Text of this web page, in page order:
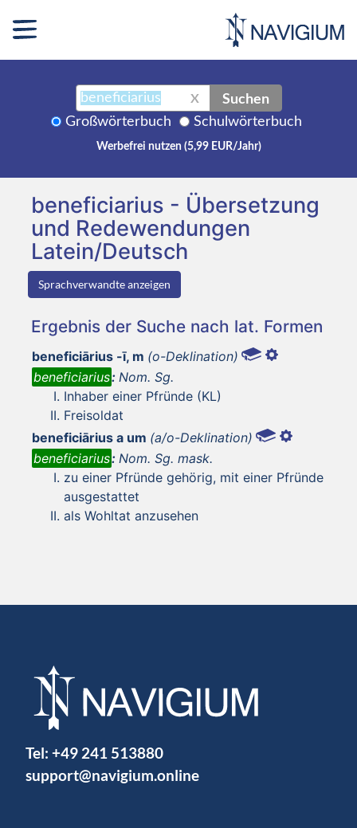
X Suchen
Großwörterbuch Schulwörterbuch
Werbefrei nutzen (5,99 EUR/Jahr)
beneficiarius - Übersetzung
und Redewendungen
Latein/Deutsch
Sprachverwandte anzeigen
Ergebnis der Suche nach lat. Formen
beneficiārius -ī, m (o-Deklination)
beneficiarius: Nom. Sg.
Inhaber einer Pfründe (KL)
Freisoldat
beneficiārius a um (a/o-Deklination)
beneficiarius: Nom. Sg. mask.
zu einer Pfründe gehörig, mit einer Pfründe
ausgestattet
als Wohltat anzusehen
Tel: +49 241 513880
support@navigium.online